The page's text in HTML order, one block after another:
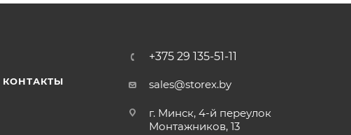
КОНТАКТЫ
+375 29 135-51-11
sales@storex.by
г. Минск, 4-й переулок
Монтажников, 13